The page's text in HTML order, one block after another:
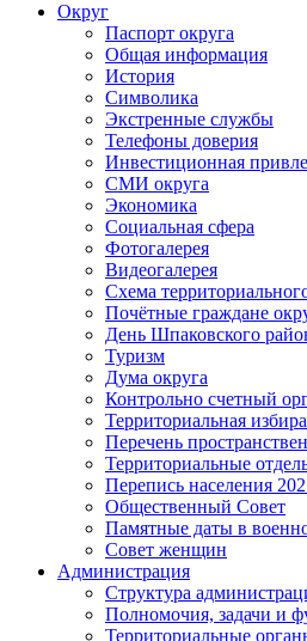
Округ
Паспорт округа
Общая информация
История
Символика
Экстренные службы
Телефоны доверия
Инвестиционная
СМИ округа
Экономика
Социальная сфера
Фотогалерея
Видеогалерея
Схема
Почётные граждане
День Шпаковского
Туризм
Дума округа
Контрольно счетный
Территориальная
Перечень
Территориальные
Перепись населения
Общественный Совет
Памятные даты в
Совет женщин
Администрация
Структура
Полномочия, задачи и
Территориальные